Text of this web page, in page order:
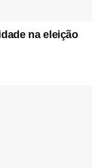
na eleição